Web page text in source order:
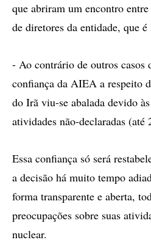
que abriram um encontro
de diretores da entidade, que
- Ao contrário de outros casos
confiança da AIEA a respeito
do Irã viu-se abalada devido
atividades não-declaradas (até
Essa confiança só será
a decisão há muito tempo
forma transparente e aberta,
preocupações sobre suas
nuclear.